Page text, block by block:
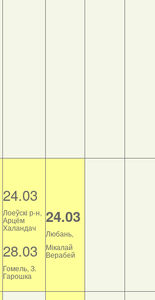
24.03
Лоеўскі р-н,
Арцём
Халандач
28.03
Гомель, З.
Гарошка
24.03
Любань,
Мікалай
Верабей